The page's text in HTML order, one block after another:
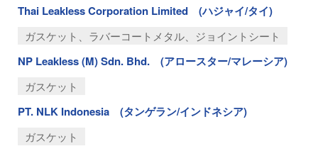
Thai Leakless Corporation Limited (ハジャイ/タイ)
ガスケット、ラバーコートメタル、ジョイントシート
NP Leakless (M) Sdn. Bhd. (アロースター/マレーシア)
ガスケット
PT. NLK Indonesia (タンゲラン/インドネシア)
ガスケット